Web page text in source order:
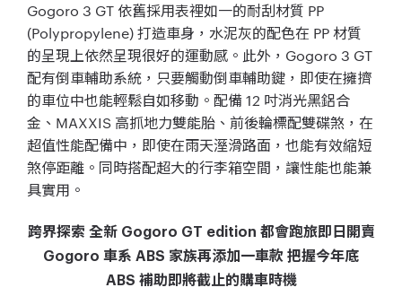
Gogoro 3 GT 依舊採用表裡如一的耐刮材質 PP
(Polypropylene) 打造車身，水泥灰的配色在 PP 材質
的呈現上依然呈現很好的運動感。此外，Gogoro 3 GT
配有倒車輔助系統，只要觸動倒車輔助鍵，即使在擁擠
的車位中也能輕鬆自如移動。配備 12 吋消光黑鋁合
金、MAXXIS 高抓地力雙能胎、前後輪標配雙碟煞，在
超值性能配備中，即使在雨天溼滑路面，也能有效縮短
煞停距離。同時搭配超大的行李箱空間，讓性能也能兼
具實用。
跨界探索 全新 Gogoro GT edition 都會跑旅即日開賣
Gogoro 車系 ABS 家族再添加一車款 把握今年底
ABS 補助即將截止的購車時機